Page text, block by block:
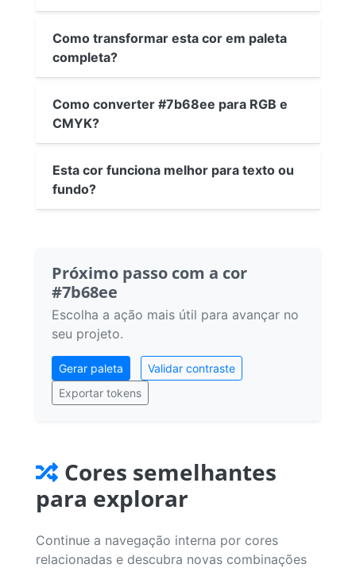
Como transformar esta cor em paleta
completa?
Como converter #7b68ee para RGB e
CMYK?
Esta cor funciona melhor para texto ou
fundo?
Próximo passo com a cor
#7b68ee
Escolha a ação mais útil para avançar no
seu projeto.
Gerar paleta
Validar contraste
Exportar tokens
Cores semelhantes
para explorar
Continue a navegação interna por cores
relacionadas e descubra novas combinações